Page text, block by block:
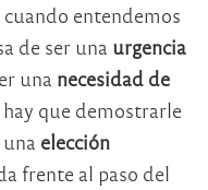
entendemos
de ser una urgencia
una necesidad de
que demostrarle
elección
frente al paso del